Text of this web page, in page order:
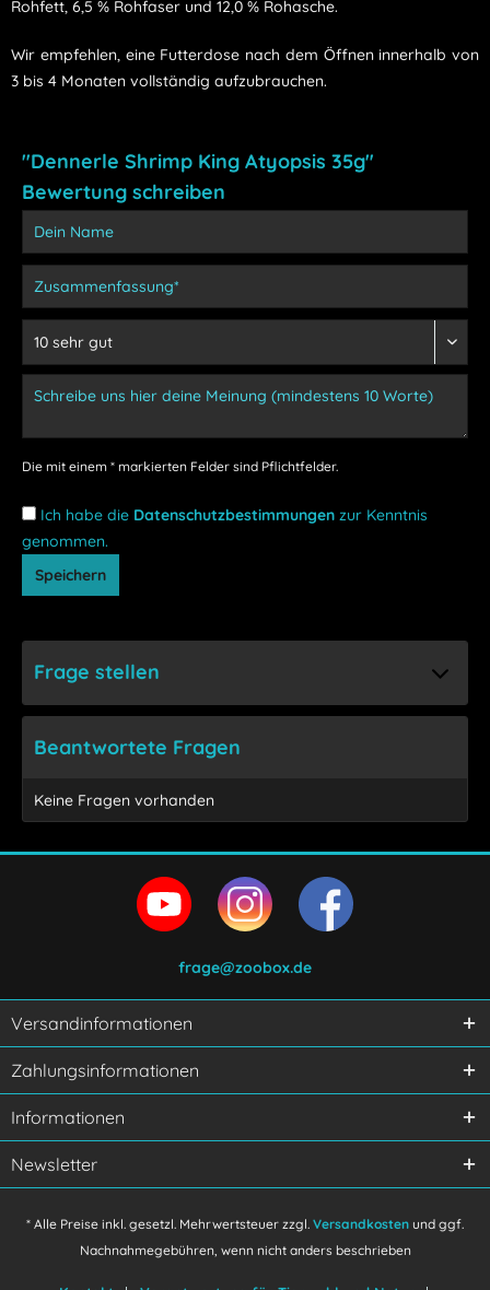
Rohfett, 6,5 % Rohfaser und 12,0 % Rohasche.
Wir empfehlen, eine Futterdose nach dem Öffnen innerhalb von
3 bis 4 Monaten vollständig aufzubrauchen.
"Dennerle Shrimp King Atyopsis 35g"
Bewertung schreiben
Die mit einem * markierten Felder sind Pflichtfelder.
Ich habe die Datenschutzbestimmungen zur Kenntnis
genommen.
Speichern
Frage stellen
Ich habe die
verstanden und stimme zu.
Mit * gekennzeichnete Felder sind Pflichtfelder.
Senden
Beantwortete Fragen
Keine Fragen vorhanden
frage@zoobox.de
Versandinformationen
Zahlungsinformationen
Informationen
Newsletter
* Alle Preise inkl. gesetzl. Mehrwertsteuer zzgl. Versandkosten und ggf.
Nachnahmegebühren, wenn nicht anders beschrieben